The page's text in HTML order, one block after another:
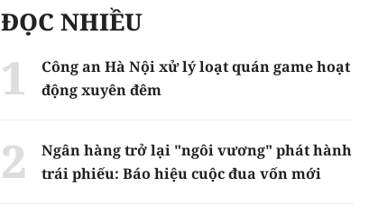
ĐỌC NHIỀU
Công an Hà Nội xử lý loạt quán game hoạt
động xuyên đêm
Ngân hàng trở lại "ngôi vương" phát hành
trái phiếu: Báo hiệu cuộc đua vốn mới